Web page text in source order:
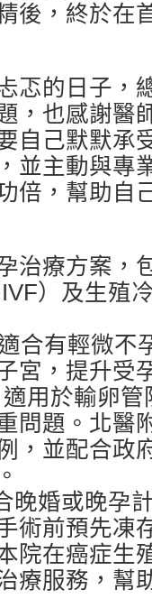
後，終於在
忑的日子，
，也感謝醫
自己默默承
並主動與專
倍，幫助自
治療方案，
IVF）及生殖
合有輕微不
宮，提升受
適用於輸卵
問題。北醫
，並配合政
晚婚或晚孕
術前預先凍
院在癌症生
療服務，幫